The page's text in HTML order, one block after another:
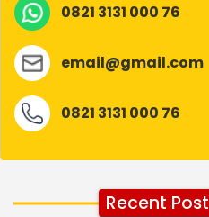
0821 3131 000 76
email@gmail.com
0821 3131 000 76
Recent Post